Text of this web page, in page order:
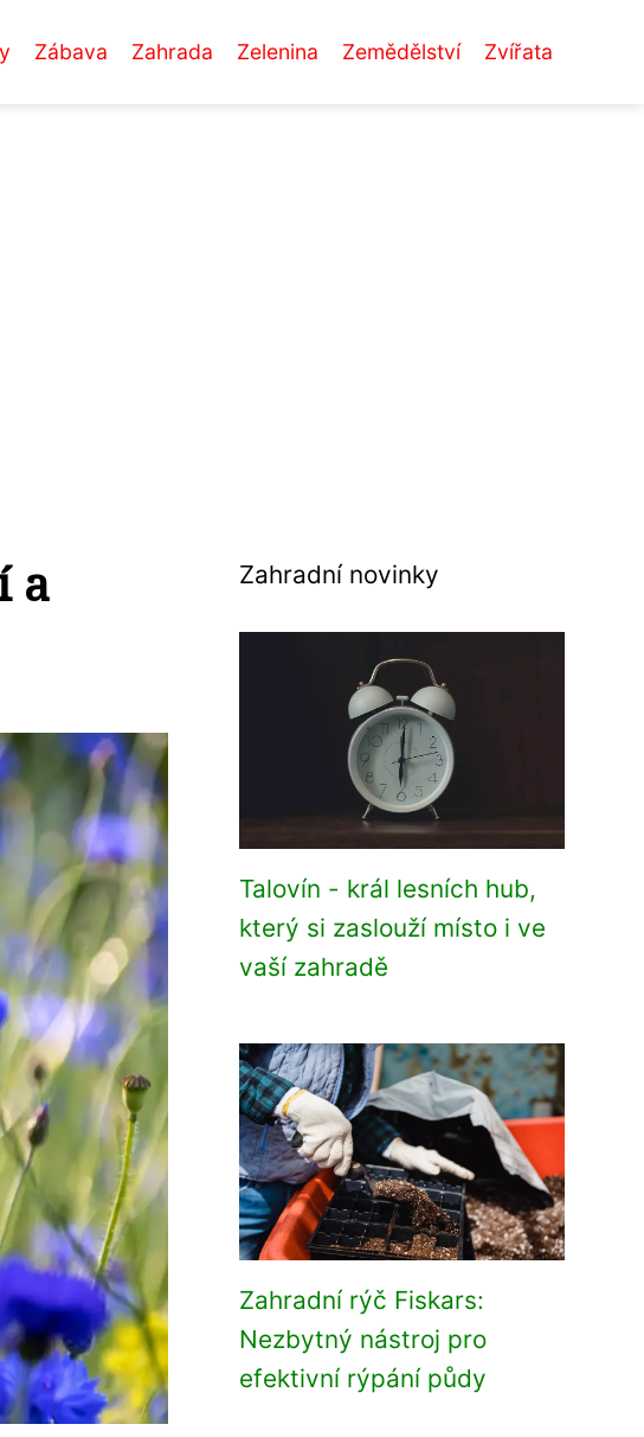
Zábava Zahrada Zelenina Zemědělství Zvířata
a
Zahradní novinky
Talovín - král lesních hub,
který si zaslouží místo i ve
vaší zahradě
Zahradní rýč Fiskars:
Nezbytný nástroj pro
efektivní rýpání půdy